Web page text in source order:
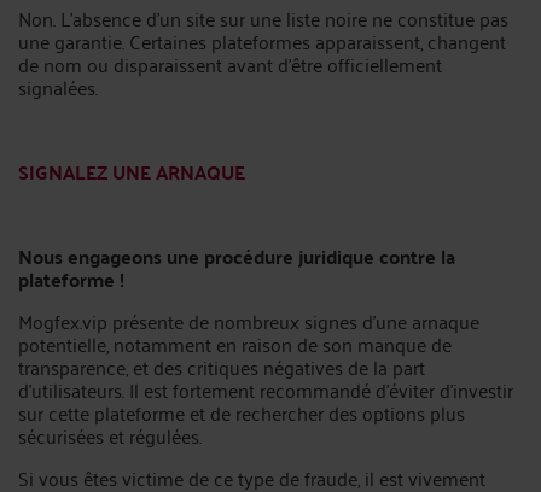
Non. L’absence d’un site sur une liste noire ne constitue pas
une garantie. Certaines plateformes apparaissent, changent
de nom ou disparaissent avant d’être officiellement
signalées.
SIGNALEZ UNE ARNAQUE
Nous engageons une procédure juridique contre la
plateforme !
Mogfex.vip présente de nombreux signes d’une arnaque
potentielle, notamment en raison de son manque de
transparence, et des critiques négatives de la part
d’utilisateurs. Il est fortement recommandé d’éviter d’investir
sur cette plateforme et de rechercher des options plus
sécurisées et régulées.
Si vous êtes victime de ce type de fraude, il est vivement